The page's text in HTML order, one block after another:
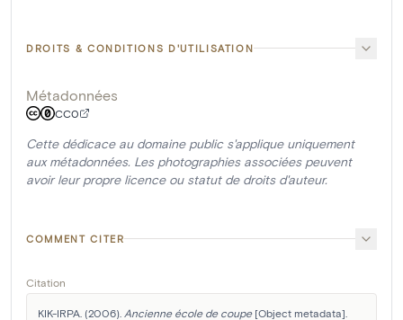
DROITS & CONDITIONS D'UTILISATION
Métadonnées
CC0
Cette dédicace au domaine public s'applique uniquement
aux métadonnées. Les photographies associées peuvent
avoir leur propre licence ou statut de droits d'auteur.
COMMENT CITER
Citation
KIK-IRPA. (2006). Ancienne école de coupe [Object metadata].